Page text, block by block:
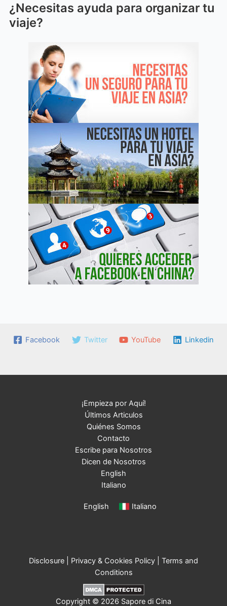
¿Necesitas ayuda para organizar tu
viaje?
Facebook Twitter YouTube Linkedin
¡Empieza por Aquí!
Últimos Articulos
Quiénes Somos
Contacto
Escribe para Nosotros
Dicen de Nosotros
English
Italiano
English Italiano
Disclosure Privacy & Cookies Policy
Terms and
Conditions
Copyright © 2026 Sapore di Cina